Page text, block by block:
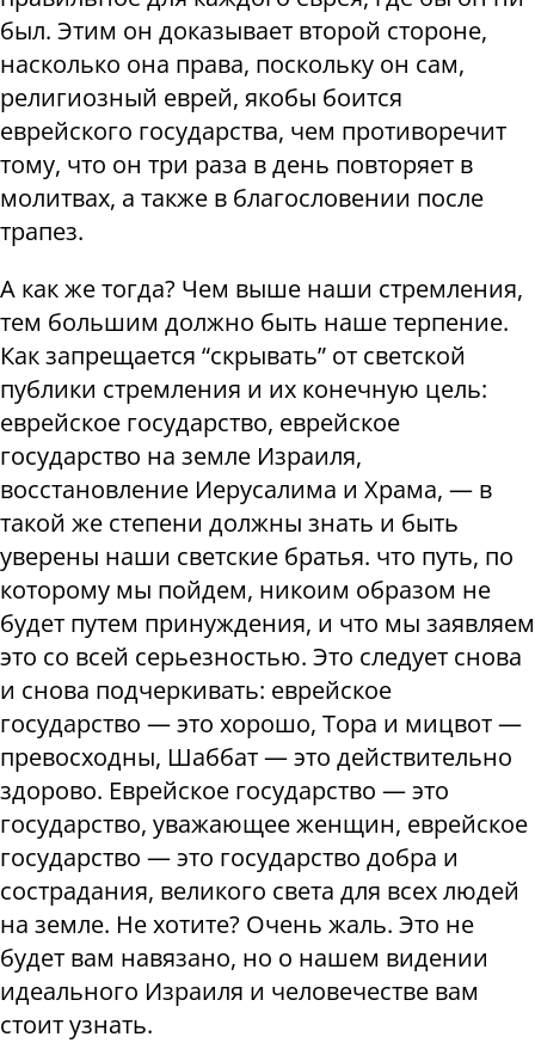
был. Этим он доказывает второй стороне,
насколько она права, поскольку он сам,
религиозный еврей, якобы боится
еврейского государства, чем противоречит
тому, что он три раза в день повторяет в
молитвах, а также в благословении после
трапез.
А как же тогда? Чем выше наши стремления,
тем большим должно быть наше терпение.
Как запрещается “скрывать” от светской
публики стремления и их конечную цель:
еврейское государство, еврейское
государство на земле Израиля,
восстановление Иерусалима и Храма, — в
такой же степени должны знать и быть
уверены наши светские братья. что путь, по
которому мы пойдем, никоим образом не
будет путем принуждения, и что мы заявляем
это со всей серьезностью. Это следует снова
и снова подчеркивать: еврейское
государство — это хорошо, Тора и мицвот —
превосходны, Шаббат — это действительно
здорово. Еврейское государство — это
государство, уважающее женщин, еврейское
государство — это государство добра и
сострадания, великого света для всех людей
на земле. Не хотите? Очень жаль. Это не
будет вам навязано, но о нашем видении
идеального Израиля и человечестве вам
стоит узнать.